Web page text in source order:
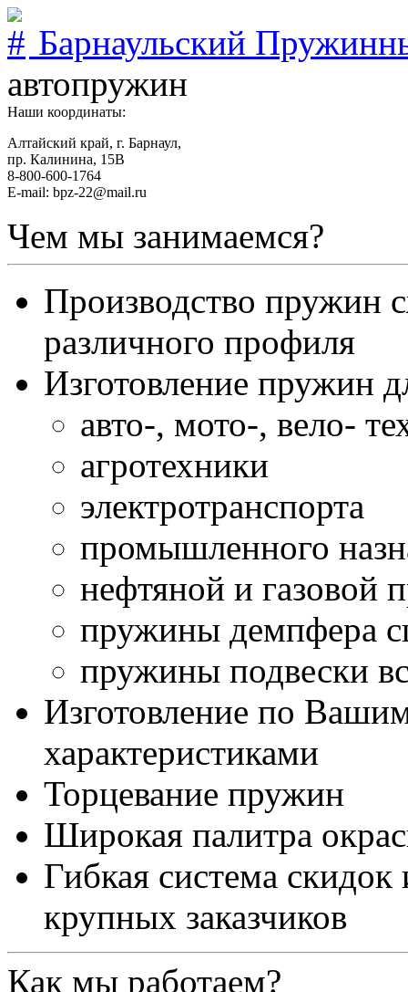
Барнаульский
автопружин
Наши координаты:
Алтайский край, г. Барнаул,
пр. Калинина, 15В
8-800-600-1764
E-mail: bpz-22@mail.ru
Чем мы занимаемся?
Производство пружин
различного профиля
Изготовление пружин
авто-, мото-, вело-
агротехники
электротранспорта
промышленного
нефтяной и газовой
пружины демпфера
пружины подвески
Изготовление по
характеристиками
Торцевание пружин
Широкая палитра
Гибкая система
крупных заказчиков
Как мы работаем?